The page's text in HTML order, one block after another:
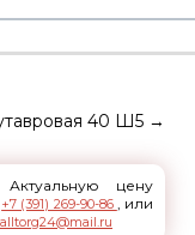
40 Ш5 →
Актуальную цену
+7 (391) 269-90-86 , или